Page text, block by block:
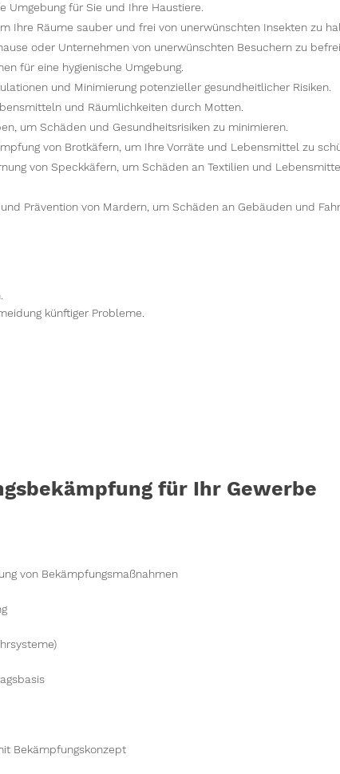
für Sie und Ihre Haustiere.
Ihre Räume sauber und frei von unerwünschten Insekten zu
oder Unternehmen von unerwünschten Besuchern zu
für eine hygienische Umgebung.
und Minimierung potenzieller gesundheitlicher Risiken.
und Räumlichkeiten durch Motten.
um Schäden und Gesundheitsrisiken zu minimieren.
von Brotkäfern, um Ihre Vorräte und Lebensmittel zu
von Speckkäfern, um Schäden an Textilien und
Prävention von Mardern, um Schäden an Gebäuden und
künftiger Probleme.
für Ihr Gewerbe
von Bekämpfungsmaßnahmen
Bekämpfungskonzept